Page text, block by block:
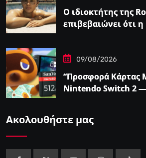
Ο ιδιοκτήτης της
επιβεβαιώνει ότι
09/08/2026
“Προσφορά Κάρτας
Nintendo Switch 2 —
Ακολουθήστε μας